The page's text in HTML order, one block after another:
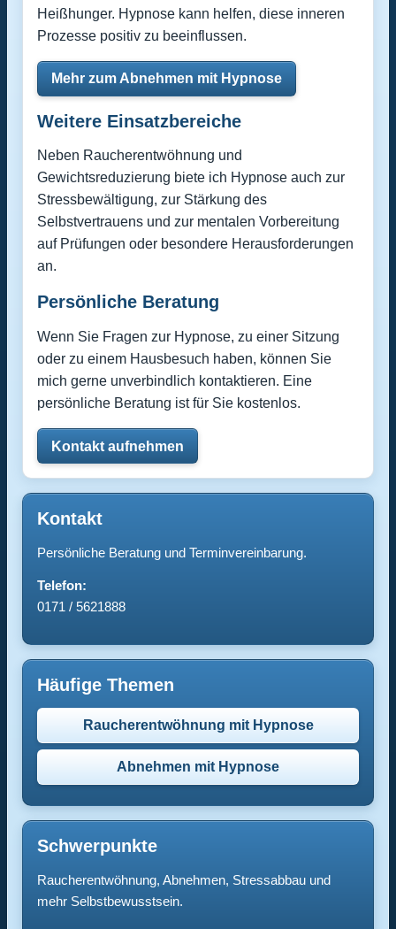
Heißhunger. Hypnose kann helfen, diese inneren
Prozesse positiv zu beeinflussen.
Mehr zum Abnehmen mit Hypnose
Weitere Einsatzbereiche
Neben Raucherentwöhnung und
Gewichtsreduzierung biete ich Hypnose auch zur
Stressbewältigung, zur Stärkung des
Selbstvertrauens und zur mentalen Vorbereitung
auf Prüfungen oder besondere Herausforderungen
an.
Persönliche Beratung
Wenn Sie Fragen zur Hypnose, zu einer Sitzung
oder zu einem Hausbesuch haben, können Sie
mich gerne unverbindlich kontaktieren. Eine
persönliche Beratung ist für Sie kostenlos.
Kontakt aufnehmen
Kontakt
Persönliche Beratung und Terminvereinbarung.
Telefon:
0171 / 5621888
Häufige Themen
Raucherentwöhnung mit Hypnose
Abnehmen mit Hypnose
Schwerpunkte
Raucherentwöhnung, Abnehmen, Stressabbau und
mehr Selbstbewusstsein.